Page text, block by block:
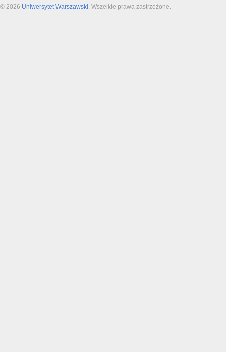
© 2026 Uniwersytet Warszawski . Wszelkie prawa zastrzeżone.